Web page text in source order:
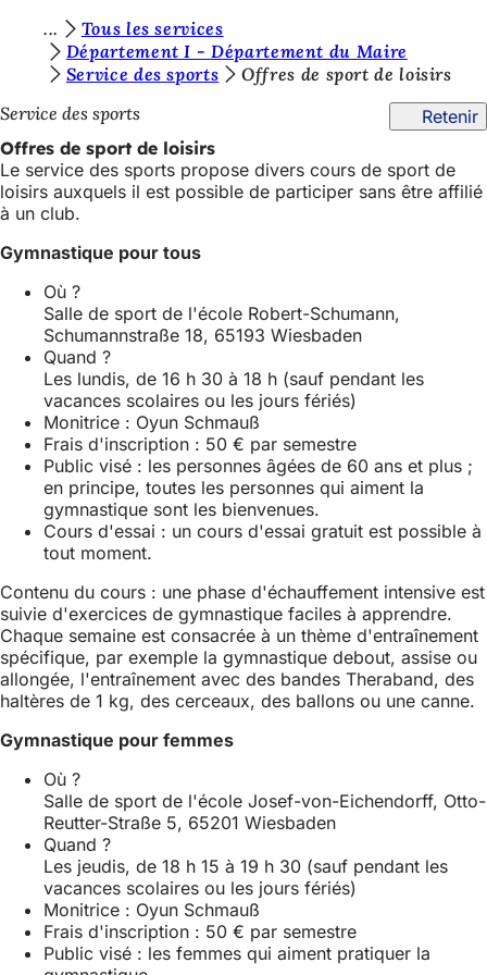
Accéder au contenu
u
s
ê
t
s
Tous les services
Département I - Département du Maire
Service des sports
Offres de sport de loisirs
Service des sports
Retenir
Offres de sport de loisirs
Le service des sports propose divers cours de sport de
loisirs auxquels il est possible de participer sans être affilié
à un club.
Gymnastique pour tous
Où ?
Salle de sport de l'école Robert-Schumann,
Schumannstraße 18, 65193 Wiesbaden
Quand ?
Les lundis, de 16 h 30 à 18 h (sauf pendant les
vacances scolaires ou les jours fériés)
Monitrice : Oyun Schmauß
Frais d'inscription : 50 € par semestre
Public visé : les personnes âgées de 60 ans et plus ;
en principe, toutes les personnes qui aiment la
gymnastique sont les bienvenues.
Cours d'essai : un cours d'essai gratuit est possible à
tout moment.
Contenu du cours : une phase d'échauffement intensive est
suivie d'exercices de gymnastique faciles à apprendre.
Chaque semaine est consacrée à un thème d'entraînement
spécifique, par exemple la gymnastique debout, assise ou
allongée, l'entraînement avec des bandes Theraband, des
haltères de 1 kg, des cerceaux, des ballons ou une canne.
Gymnastique pour femmes
Où ?
Salle de sport de l'école Josef-von-Eichendorff, Otto-
Reutter-Straße 5, 65201 Wiesbaden
Quand ?
Les jeudis, de 18 h 15 à 19 h 30 (sauf pendant les
vacances scolaires ou les jours fériés)
Monitrice : Oyun Schmauß
Frais d'inscription : 50 € par semestre
Public visé : les femmes qui aiment pratiquer la